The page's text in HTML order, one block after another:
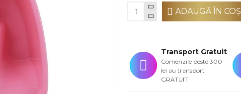
ADAUGĂ ÎN COŞ
Transport Gratuit
Comenzile peste 300
lei au transport
GRATUIT